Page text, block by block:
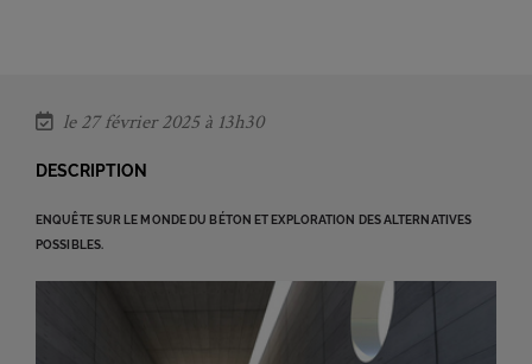
le 27 février 2025 à 13h30
DESCRIPTION
ENQUÊTE SUR LE MONDE DU BÉTON ET EXPLORATION DES ALTERNATIVES
POSSIBLES.